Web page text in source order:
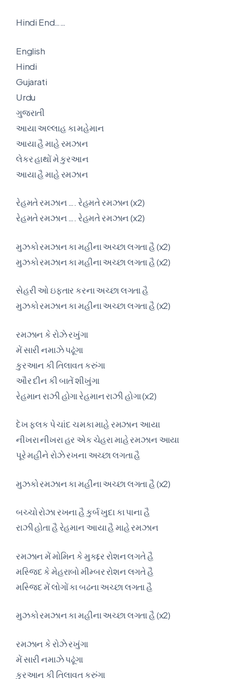
Hindi End……
English
Hindi
Gujarati
Urdu
ગુજરાતી
આયા અલ્લાહ કા મહેમાન
આયા હૈ માહે રમઝાન
લેકર હાથોં મે કુરઆન
આયા હૈ માહે રમઝાન
રેહમતે રમઝાન …. રેહમતે રમઝાન (x2)
રેહમતે રમઝાન …. રેહમતે રમઝાન (x2)
મુઝકો રમઝાન કા મહીના અચ્છા લગતા હૈ (x2)
મુઝકો રમઝાન કા મહીના અચ્છા લગતા હૈ (x2)
સેહરી ઓ ઇફ્તાર કરના અચ્છા લગતા હૈ
મુઝકો રમઝાન કા મહીના અચ્છા લગતા હૈ (x2)
રમઝાન કે રોઝે રખુંગા
મેં સારી નમાઝે પઢૂંગા
કુરઆન કી તિલાવત કરુંગા
ઔર દીન કી બાતેં શીખુંગા
રેહમાન રાઝી હોગા રેહમાન રાઝી હોગા (x2)
દેખ ફલક પે ચાંદ ચમકા માહે રમઝાન આયા
નીખરા નીખરા હર એક ચેહરા માહે રમઝાન આયા
પૂરે મહીને રોઝે રખના અચ્છા લગતા હૈ
મુઝકો રમઝાન કા મહીના અચ્છા લગતા હૈ (x2)
બચ્ચો રોઝા રખના હૈ કુર્બ ખુદા કા પાના હૈ
રાઝી હોતા હૈ રેહમાન આયા હૈ માહે રમઝાન
રમઝાન મેં મોમિન કે મુકદ્દર રોશન લગતે હૈ
મસ્જિદ કે મેહરાબો મીમ્બર રોશન લગતે હૈ
મસ્જિદ મેં લોગોં કા બઢના અચ્છા લગતા હૈ
મુઝકો રમઝાન કા મહીના અચ્છા લગતા હૈ (x2)
રમઝાન કે રોઝે રખુંગા
મેં સારી નમાઝે પઢૂંગા
કુરઆન કી તિલાવત કરુંગા